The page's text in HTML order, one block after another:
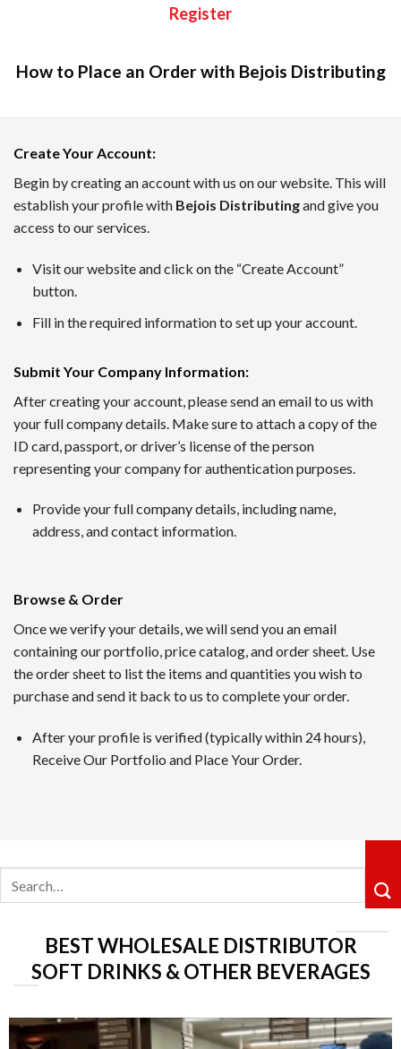
Register
How to Place an Order with Bejois Distributing
Create Your Account:
Begin by creating an account with us on our website. This will
establish your profile with Bejois Distributingand give you
access to our services.
Visit our website and click on the “Create Account”
button.
Fill in the required information to set up your account.
Submit Your Company Information:
After creating your account, please send an email to us with
your full company details. Make sure to attach a copy of the
ID card, passport, or driver’s license of the person
representing your company for authentication purposes.
Provide your full company details, including name,
address, and contact information.
Browse & Order
Once we verify your details, we will send you an email
containing our portfolio, price catalog, and order sheet. Use
the order sheet to list the items and quantities you wish to
purchase and send it back to us to complete your order.
After your profile is verified (typically within 24 hours),
Receive Our Portfolio and Place Your Order.
BEST WHOLESALE DISTRIBUTOR
SOFT DRINKS & OTHER BEVERAGES
ボーナスインフォメーション、新着キャンペーン、業界の
TAROがピックアップした、2026年7月時点でに日本のユー
1番 ワンダーカジノ
ンクダウンなしというシステムで、長期的にプレイするほ
2nd ルーベット
Read Review
サッカーや野球など国内のスポーツにも幅広く対応するスポ
られる機能も提供されていて評判です。日本語対応スタッ
4位 カジノシークレット（Casino Secret）
レビューを見る
カジノシークレットカジノは革新性のあるキャッシュバッ
ョングループ配下の運営体制も信頼感を高めています。
遊雅堂は2021年にオープンしたベラジョンのグループのネ
るロイヤルティ制度も整っていますしており、プレイすれ
レビューを見る
が好評です。VIPレベルは降格しないシステムで、ライジン